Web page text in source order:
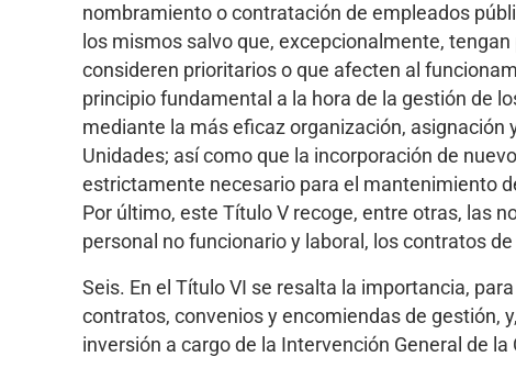
nombramiento o contratación de empleados
los mismos salvo que, excepcionalmente,
consideren prioritarios o que afecten al
principio fundamental a la hora de la gestión de
mediante la más eficaz organización,
Unidades; así como que la incorporación de
estrictamente necesario para el mantenimiento
Por último, este Título V recoge, entre otras, las
personal no funcionario y laboral, los contratos
Seis. En el Título VI se resalta la importancia,
contratos, convenios y encomiendas de gestión,
inversión a cargo de la Intervención General de